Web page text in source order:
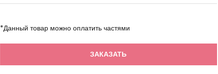
*Данный товар можно оплатить частями
ЗАКАЗАТЬ